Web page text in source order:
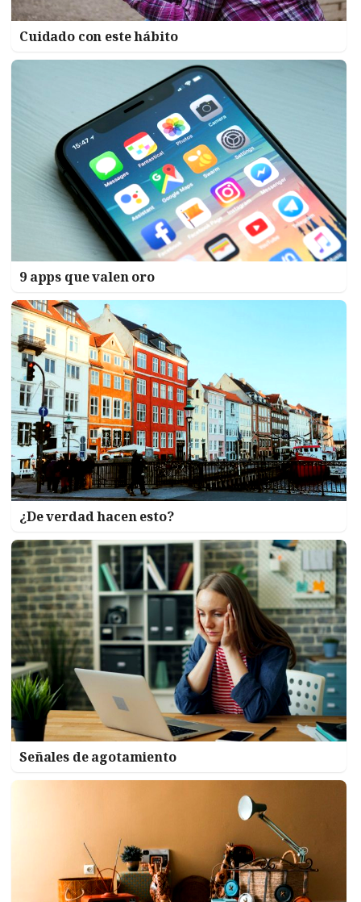
Cuidado con este hábito
9 apps que valen oro
¿De verdad hacen esto?
Señales de agotamiento